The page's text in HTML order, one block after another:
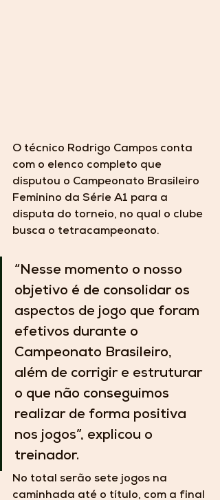
O técnico Rodrigo Campos conta
com o elenco completo que
disputou o Campeonato Brasileiro
Feminino da Série A1 para a
disputa do torneio, no qual o clube
busca o tetracampeonato.
“Nesse momento o nosso
objetivo é de consolidar os
aspectos de jogo que foram
efetivos durante o
Campeonato Brasileiro,
além de corrigir e estruturar
o que não conseguimos
realizar de forma positiva
nos jogos”, explicou o
treinador.
No total serão sete jogos na
caminhada até o título, com a final